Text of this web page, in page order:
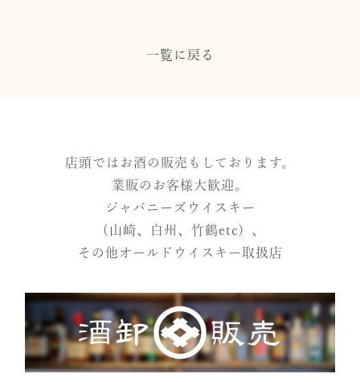
一覧に戻る
店頭ではお酒の販売もしております。
業販のお客様大歓迎。
ジャパニーズウイスキー
（山崎、白州、竹鶴etc）、
その他オールドウイスキー取扱店